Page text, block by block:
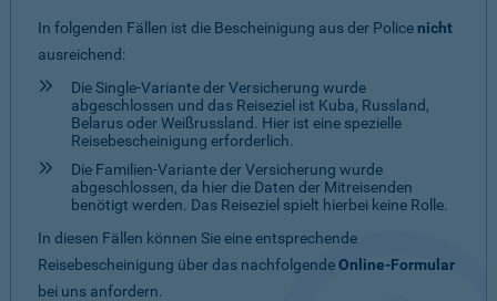
In folgenden Fällen ist die Bescheinigung aus der Police nicht
ausreichend:
Die Single-Variante der Versicherung wurde
abgeschlossen und das Reiseziel ist Kuba, Russland,
Belarus oder Weißrussland. Hier ist eine spezielle
Reisebescheinigung erforderlich.
Die Familien-Variante der Versicherung wurde
abgeschlossen, da hier die Daten der Mitreisenden
benötigt werden. Das Reiseziel spielt hierbei keine Rolle.
In diesen Fällen können Sie eine entsprechende
Reisebescheinigung über das nachfolgendeOnline-Formular
bei uns anfordern.